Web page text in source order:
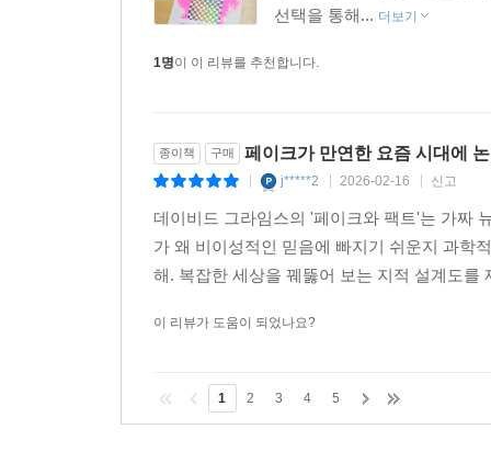
선택을 통해... 더보기
1명이 이 리뷰를 추천합니다.
종이책 구매 페이크가 만연한 요즘 시대에
j*****2 2026-02-16 신고
데이비드 그라임스의 '페이크와 팩트'는 가짜
가 왜 비이성적인 믿음에 빠지기 쉬운지 과학
해. 복잡한 세상을 꿰뚫어 보는 지적 설계도를
이 리뷰가 도움이 되었나요?
1 2 3 4 5